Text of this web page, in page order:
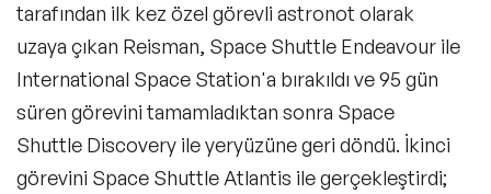
tarafından ilk kez özel görevli astronot olarak
uzaya çıkan Reisman, Space Shuttle Endeavour ile
International Space Station'a bırakıldı ve 95 gün
süren görevini tamamladıktan sonra Space
Shuttle Discovery ile yeryüzüne geri döndü. İkinci
görevini Space Shuttle Atlantis ile gerçekleştirdi;
İletişim & Medya Konusunda Uzman
Konuşmacılar
İş Dünyası ve İş Hayatı Konusunda Uzman
Konuşmacılar
Kariyer & Yetenek Yönetimi Konusunda